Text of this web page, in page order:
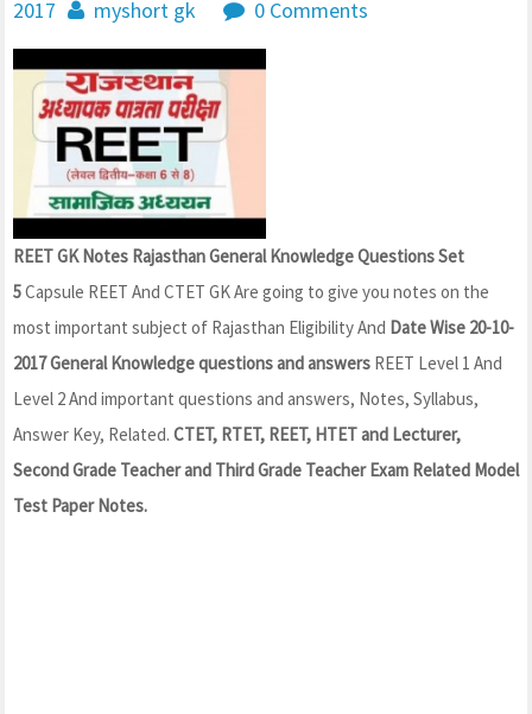
2017
myshort gk 0 Comments
REET GK Notes Rajasthan General Knowledge Questions Set
5Capsule REET And CTET GK Are going to give you notes on the
most important subject of Rajasthan Eligibility And Date Wise 20-10-
2017 General Knowledge questions and answers REET Level 1 And
Level 2 And important questions and answers, Notes, Syllabus,
Answer Key, Related. CTET, RTET, REET, HTET and Lecturer,
Second Grade Teacher and Third Grade Teacher Exam Related Model
Test Paper Notes.